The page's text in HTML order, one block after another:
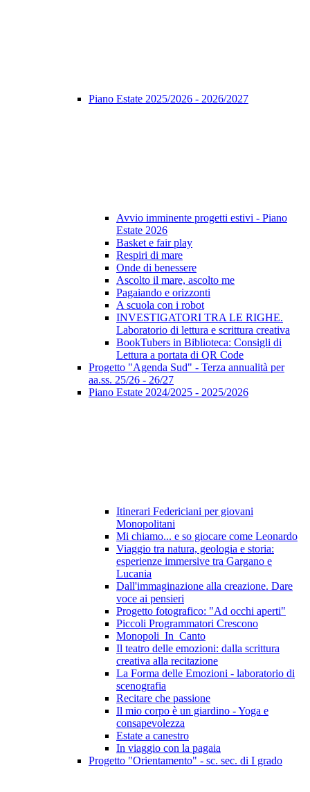
Piano Estate 2025/2026 - 2026/2027
Avvio imminente progetti estivi - Piano
Estate 2026
Basket e fair play
Respiri di mare
Onde di benessere
Ascolto il mare, ascolto me
Pagaiando e orizzonti
A scuola con i robot
INVESTIGATORI TRA LE RIGHE.
Laboratorio di lettura e scrittura creativa
BookTubers in Biblioteca: Consigli di
Lettura a portata di QR Code
Progetto "Agenda Sud" - Terza annualità per
aa.ss. 25/26 - 26/27
Piano Estate 2024/2025 - 2025/2026
Itinerari Federiciani per giovani
Monopolitani
Mi chiamo... e so giocare come Leonardo
Viaggio tra natura, geologia e storia:
esperienze immersive tra Gargano e
Lucania
Dall'immaginazione alla creazione. Dare
voce ai pensieri
Progetto fotografico: "Ad occhi aperti"
Piccoli Programmatori Crescono
Monopoli_In_Canto
Il teatro delle emozioni: dalla scrittura
creativa alla recitazione
La Forma delle Emozioni - laboratorio di
scenografia
Recitare che passione
Il mio corpo è un giardino - Yoga e
consapevolezza
Estate a canestro
In viaggio con la pagaia
Progetto "Orientamento" - sc. sec. di I grado